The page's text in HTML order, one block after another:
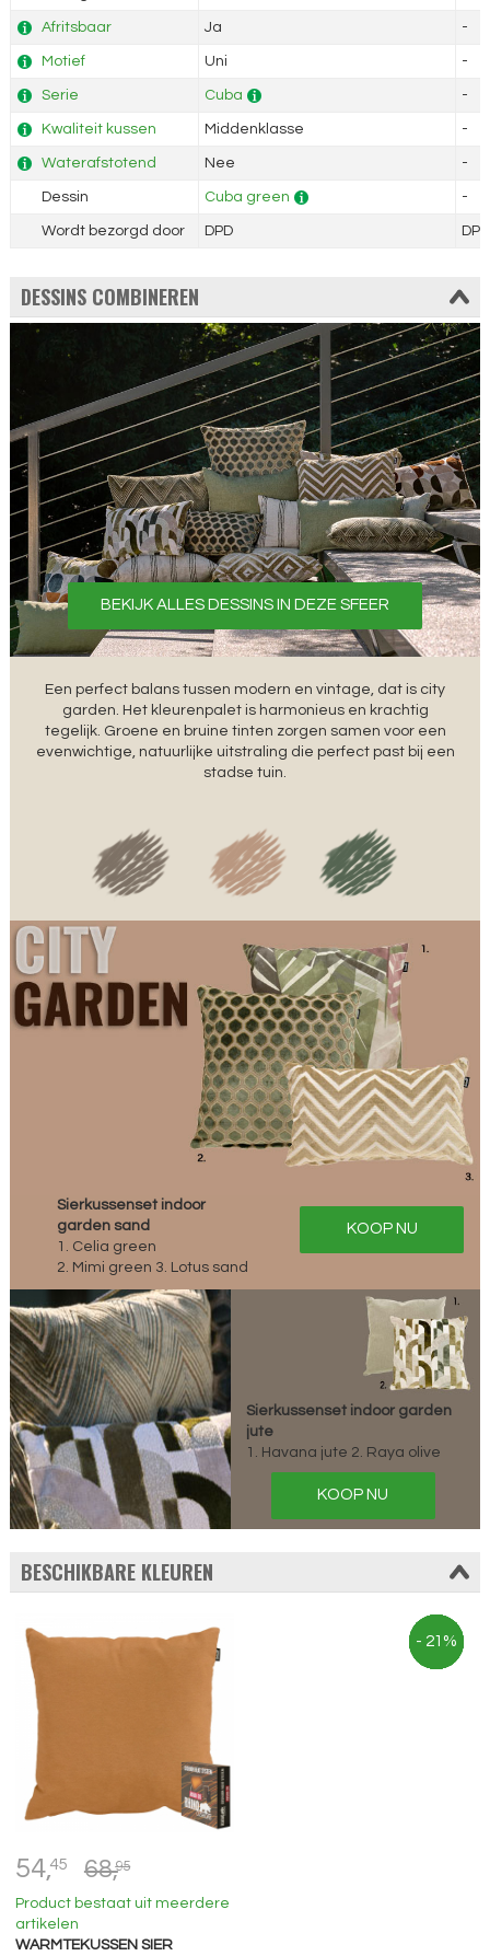
Afritsbaar Ja -
Motief Uni -
Serie Cuba -
Kwaliteit kussen Middenklasse -
Waterafstotend Nee -
Dessin Cuba green -
Wordt bezorgd door DPD DPD
DESSINS COMBINEREN
BEKIJK ALLES DESSINS IN DEZE SFEER
Een perfect balans tussen modern en vintage, dat is city
garden. Het kleurenpalet is harmonieus en krachtig
tegelijk. Groene en bruine tinten zorgen samen voor een
evenwichtige, natuurlijke uitstraling die perfect past bij een
stadse tuin.
Sierkussenset indoor
garden sand
1. Celia green
2. Mimi green 3. Lotus sand
KOOP NU
Sierkussenset indoor garden
jute
1. Havana jute 2. Raya olive
KOOP NU
BESCHIKBARE KLEUREN
- 21%
54,45 68,95
Product bestaat uit meerdere
artikelen
WARMTEKUSSEN SIER
- 21%
- 21%
- 21%
- 21%
- 21%
- 21%